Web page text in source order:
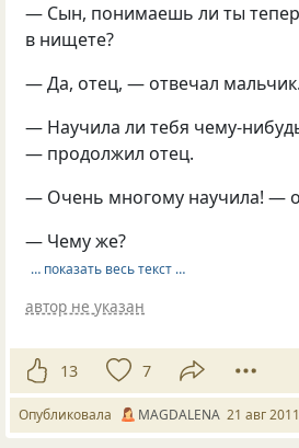
— Сын, понимаешь ли ты
в нищете?
— Да, отец, — отвечал мальчик.
— Научила ли тебя чему-
— продолжил отец.
— Очень многому научила! —
— Чему же?
… показать весь текст …
автор не указан
13 7
Опубликовала MAGDALENA 21 авг 2011